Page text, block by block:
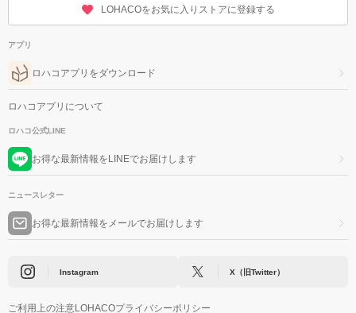
LOHACOをお気に入りストアに登録する
アプリ
ロハコアプリをダウンロード
ロハコアプリについて
ロハコ公式LINE
お得な最新情報をLINEでお届けします
ニュースレター
お得な最新情報をメールでお届けします
Instagram X（旧Twitter）
ご利用上の注意LOHACOプライバシーポリシー